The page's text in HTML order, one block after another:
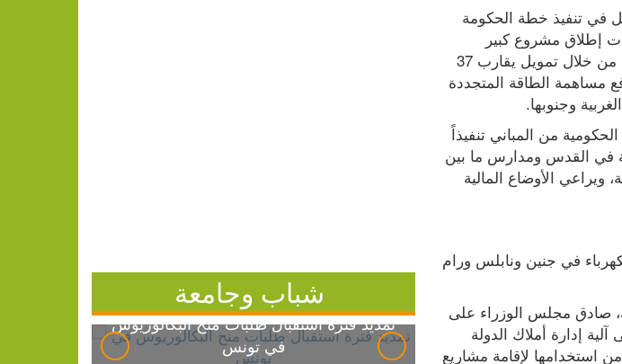
وفي سياق آخر، اعتمد مجلس الوزراء توصيات اللجنة الخاصة لدراسة الاحتياجات الحكومية من المباني تنفيذاً
شباب وجامعة
تمديد فترة استقبال طلبات منح البكالوريوس
في تونس